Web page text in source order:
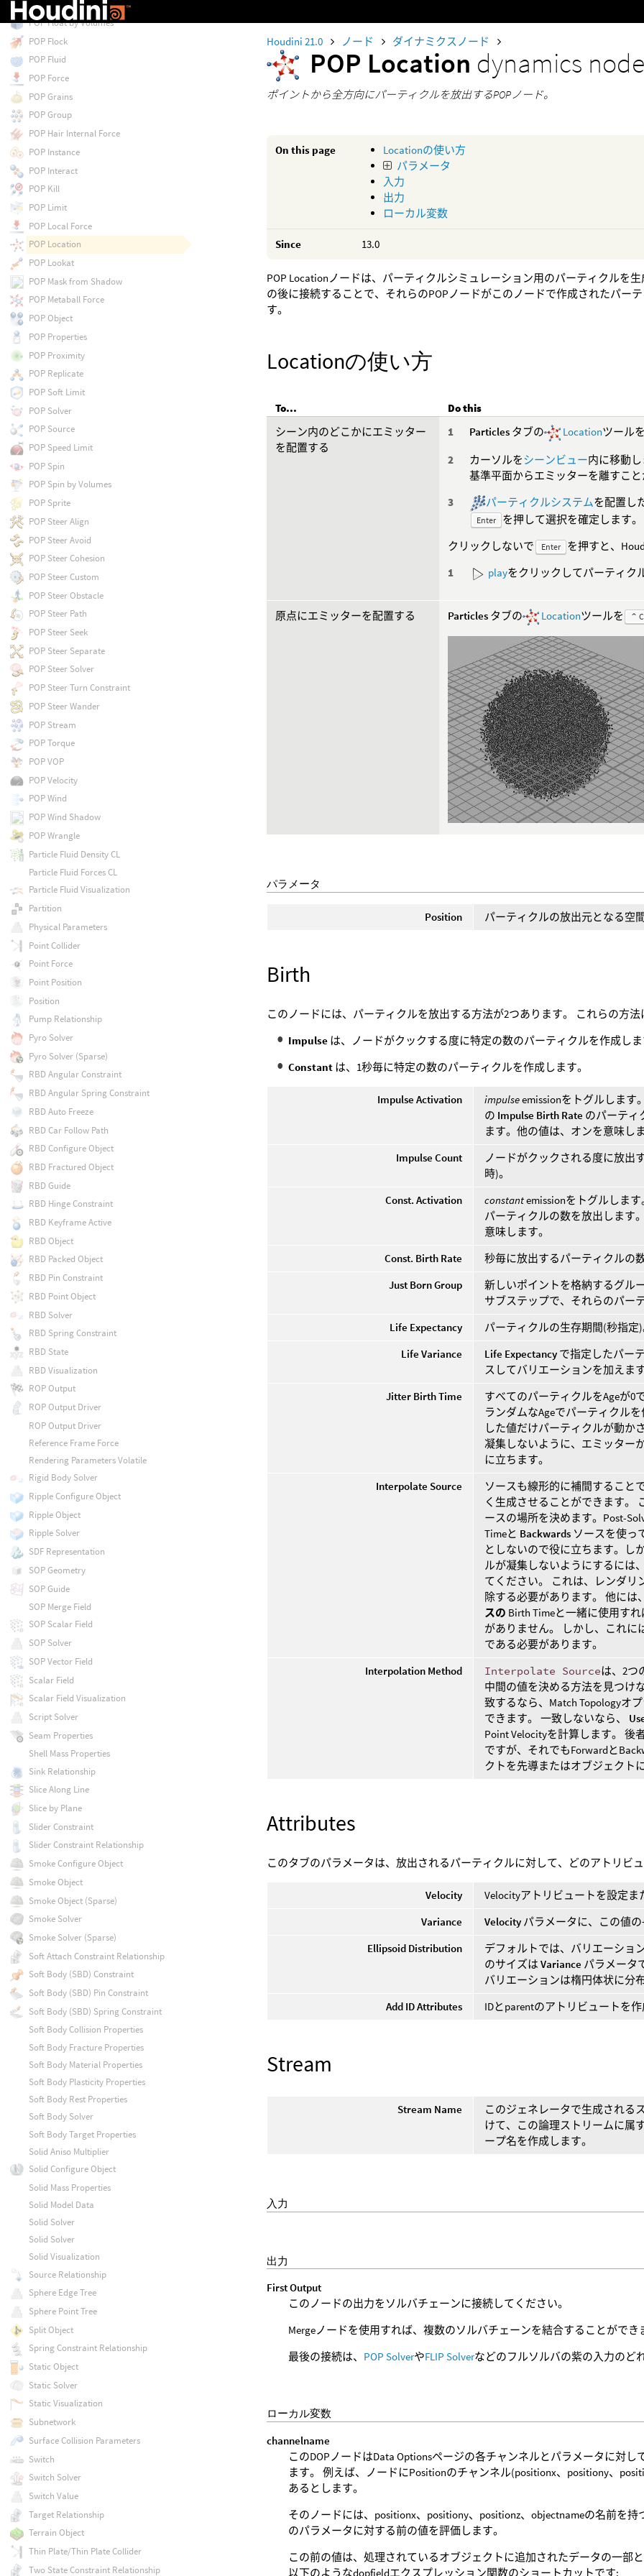
Houdini 21.0 ノード ダイナミクスノード
POP Location dynamics node
ポイントから全方向にパーティクルを放出するPOPノード。
On this page
Locationの使い方
パラメータ
入力
出力
ローカル変数
Since 13.0
POP Locationノードは、パーティクルシミュレーション用のパーティクルを
の後に接続することで、それらのPOPノードがこのノードで作成されたパー
す。
Locationの使い方
To...
Do this
シーン内のどこかにエミッター
を配置する
Particles タブの Locationツール
カーソルをシーンビュー内に移動し
基準平面からエミッターを離すこと
パーティクルシステムを配置し
Enter
を押して選択を確定します。
クリックしないで
Enter
を押すと、
playをクリックしてパーティク
原点にエミッターを配置する Particles タブの Locationツールを ⌃
パラメータ
Position パーティクルの放出元となる空
Birth
このノードには、パーティクルを放出する方法が2つあります。 これらの方
Impulse は、ノードがクックする度に特定の数のパーティクルを作成しま
Constant は、1秒毎に特定の数のパーティクルを作成します。
Impulse Activation impulseemissionをトグルします
の Impulse Birth Rate のパーティ
ます。他の値は、オンを意味しま
Impulse Count
ノードがクックされる度に放出
時)。
Const. Activation
constantemissionをトグルしま
パーティクルの数を放出します
意味します。
Const. Birth Rate
秒毎に放出するパーティクルの
Just Born Group
新しいポイントを格納するグル
サブステップで、それらのパー
Life Expectancy
パーティクルの生存期間(秒指定)
Life Variance
Life Expectancy で指定したパー
スしてバリエーションを加えま
Jitter Birth Time
すべてのパーティクルをAgeが0
ランダムなAgeでパーティクル
した値だけパーティクルが動か
凝集しないように、エミッター
に立ちます。
Interpolate Source
ソースも線形的に補間すること
く生成させることができます。
ースの場所を決めます。Post-
Timeと Backwards ソースを使っ
としないので役に立ちます。し
ルが凝集しないようにするには、
てください。 これは、レンダリ
除する必要があります。 他には
スの Birth Timeと一緒に使用す
がありません。 しかし、これ
である必要があります。
Interpolation Method
Interpolate Sourceは、2つ
中間の値を決める方法を見つけ
致するなら、Match Topologyオ
できます。 一致しないなら、
Point Velocityを計算します。 後
ですが、それでもForwardと
クトを先導またはオブジェクト
Attributes
このタブのパラメータは、放出されるパーティクルに対して、どのアトリビ
Velocity
Velocityアトリビュートを設定ま
Variance
Velocity パラメータに、この値
Ellipsoid Distribution
デフォルトでは、バリエーショ
のサイズはVariance パラメータ
バリエーションは楕円体状に分
Add ID Attributes
IDとparentのアトリビュートを
Stream
Stream Name このジェネレータで生成される
けて、この論理ストリームに属
ープ名を作成します。
入力
出力
First Output
このノードの出力をソルバチェーンに接続してください。
Mergeノードを使用すれば、複数のソルバチェーンを結合することができ
最後の接続は、 POP SolverやFLIP Solverなどのフルソルバの紫の入力のど
ローカル変数
channelname
このDOPノードはData Optionsページの各チャンネルとパラメータに対
ます。 例えば、ノードにPositionのチャンネル(positionx、positiony、
あるとします。
そのノードには、positionx、positiony、positionz、objectnameの名前を
のパラメータに対する前の値を評価します。
この前の値は、処理されているオブジェクトに追加されたデータの一部
以下のようなdopfieldエクスプレッション関数のショートカットです:
POP Fireworks
POP Float by Volumes
POP Flock
POP Fluid
POP Force
POP Grains
POP Group
POP Hair Internal Force
POP Instance
POP Interact
POP Kill
POP Limit
POP Local Force
POP Location
POP Lookat
POP Mask from Shadow
POP Metaball Force
POP Object
POP Properties
POP Proximity
POP Replicate
POP Soft Limit
POP Solver
POP Source
POP Speed Limit
POP Spin
POP Spin by Volumes
POP Sprite
POP Steer Align
POP Steer Avoid
POP Steer Cohesion
POP Steer Custom
POP Steer Obstacle
POP Steer Path
POP Steer Seek
POP Steer Separate
POP Steer Solver
POP Steer Turn Constraint
POP Steer Wander
POP Stream
POP Torque
POP VOP
POP Velocity
POP Wind
POP Wind Shadow
POP Wrangle
Particle Fluid Density CL
Particle Fluid Forces CL
Particle Fluid Visualization
Partition
Physical Parameters
Point Collider
Point Force
Point Position
Position
Pump Relationship
Pyro Solver
Pyro Solver (Sparse)
RBD Angular Constraint
RBD Angular Spring Constraint
RBD Auto Freeze
RBD Car Follow Path
RBD Configure Object
RBD Fractured Object
RBD Guide
RBD Hinge Constraint
RBD Keyframe Active
RBD Object
RBD Packed Object
RBD Pin Constraint
RBD Point Object
RBD Solver
RBD Spring Constraint
RBD State
RBD Visualization
ROP Output
ROP Output Driver
ROP Output Driver
Reference Frame Force
Rendering Parameters Volatile
Rigid Body Solver
Ripple Configure Object
Ripple Object
Ripple Solver
SDF Representation
SOP Geometry
SOP Guide
SOP Merge Field
SOP Scalar Field
SOP Solver
SOP Vector Field
Scalar Field
Scalar Field Visualization
Script Solver
Seam Properties
Shell Mass Properties
Sink Relationship
Slice Along Line
Slice by Plane
Slider Constraint
Slider Constraint Relationship
Smoke Configure Object
Smoke Object
Smoke Object (Sparse)
Smoke Solver
Smoke Solver (Sparse)
Soft Attach Constraint Relationship
Soft Body (SBD) Constraint
Soft Body (SBD) Pin Constraint
Soft Body (SBD) Spring Constraint
Soft Body Collision Properties
Soft Body Fracture Properties
Soft Body Material Properties
Soft Body Plasticity Properties
Soft Body Rest Properties
Soft Body Solver
Soft Body Target Properties
Solid Aniso Multiplier
Solid Configure Object
Solid Mass Properties
Solid Model Data
Solid Solver
Solid Solver
Solid Visualization
Source Relationship
Sphere Edge Tree
Sphere Point Tree
Split Object
Spring Constraint Relationship
Static Object
Static Solver
Static Visualization
Subnetwork
Surface Collision Parameters
Switch
Switch Solver
Switch Value
Target Relationship
Terrain Object
Thin Plate/Thin Plate Collider
Two State Constraint Relationship